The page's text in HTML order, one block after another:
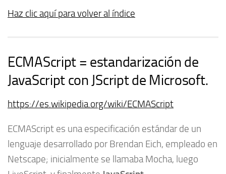
Haz clic aquí para volver al índice
ECMAScript = estandarización de
JavaScript con JScript de Microsoft.
https://es.wikipedia.org/wiki/ECMAScript
ECMAScript es una especificación estándar de un
lenguaje desarrollado por Brendan Eich, empleado en
Netscape; inicialmente se llamaba Mocha, luego